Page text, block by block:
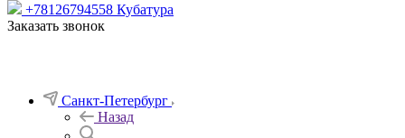
+78126794558 Кубатура
Заказать звонок
Санкт-Петербург
Назад